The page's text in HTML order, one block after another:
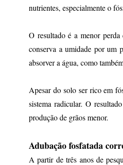
nutrientes, especialmente o
O resultado é a menor
conserva a umidade por um
absorver a água, como
Apesar do solo ser rico em
sistema radicular. O
produção de grãos menor.
Adubação fosfatada
A partir de três anos de